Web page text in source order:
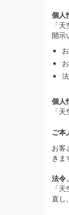
個人
「
開示
個人
「
ご本
お客
きま
法令
「
直し